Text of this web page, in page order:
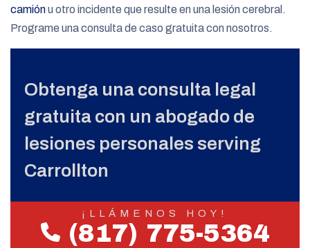
camiónu otro incidente que resulte en una lesión cerebral.
Programe una consulta de caso gratuita con nosotros.
Obtenga una consulta legal
gratuita con un abogado de
lesiones personales serving
Carrollton
¡LLÁMENOS HOY!
(817) 775-5364